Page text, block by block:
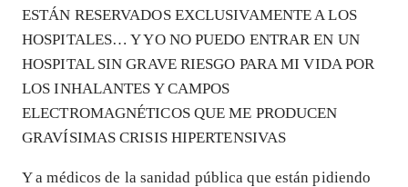
ESTÁN RESERVADOS EXCLUSIVAMENTE A LOS
HOSPITALES… Y YO NO PUEDO ENTRAR EN UN
HOSPITAL SIN GRAVE RIESGO PARA MI VIDA POR
LOS INHALANTES Y CAMPOS
ELECTROMAGNÉTICOS QUE ME PRODUCEN
GRAVÍSIMAS CRISIS HIPERTENSIVAS
Y a médicos de la sanidad pública que están pidiendo